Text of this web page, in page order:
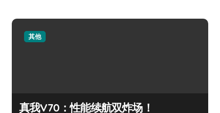
其他
真我V70：性能续航双炸场！